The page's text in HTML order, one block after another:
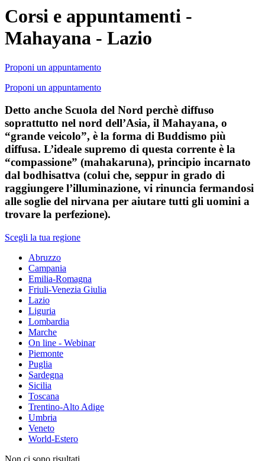
Corsi e appuntamenti -
Mahayana - Lazio
Proponi un appuntamento
Proponi un appuntamento
Detto anche Scuola del Nord perchè diffuso
soprattutto nel nord dell’Asia, il Mahayana, o
“grande veicolo”, è la forma di Buddismo più
diffusa. L’ideale supremo di questa corrente è la
“compassione” (mahakaruna), principio incarnato
dal bodhisattva (colui che, seppur in grado di
raggiungere l’illuminazione, vi rinuncia fermandosi
alle soglie del nirvana per aiutare tutti gli uomini a
trovare la perfezione).
Scegli la tua regione
Abruzzo
Campania
Emilia-Romagna
Friuli-Venezia Giulia
Lazio
Liguria
Lombardia
Marche
On line - Webinar
Piemonte
Puglia
Sardegna
Sicilia
Toscana
Trentino-Alto Adige
Umbria
Veneto
World-Estero
Non ci sono risultati.